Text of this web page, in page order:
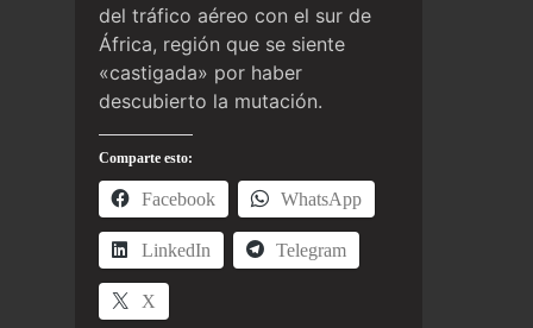
del tráfico aéreo con el sur de
África, región que se siente
«castigada» por haber
descubierto la mutación.
Comparte esto:
Facebook WhatsApp
LinkedIn Telegram
X